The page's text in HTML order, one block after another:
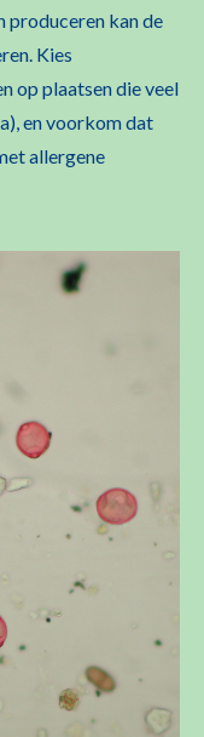
produceren kan de
Kies
op plaatsen die veel
en voorkom dat
allergene